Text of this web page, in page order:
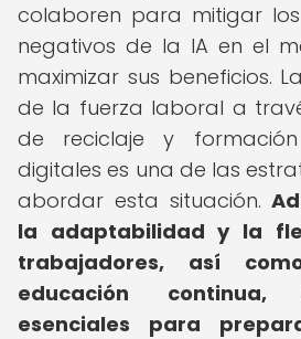
colaboren para mitigar
negativos de la IA en el
maximizar sus beneficios.
de la fuerza laboral a
de reciclaje y
digitales es una de las
abordar esta situación.
la adaptabilidad y la
trabajadores, así
educación continua,
esenciales para